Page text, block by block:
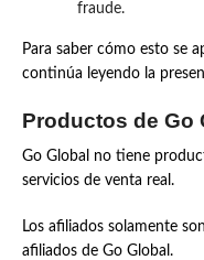
fraude.
Para saber cómo esto se
continúa leyendo la
Productos de Go
Go Global no tiene
servicios de venta real.
Los afiliados solamente
afiliados de Go Global.